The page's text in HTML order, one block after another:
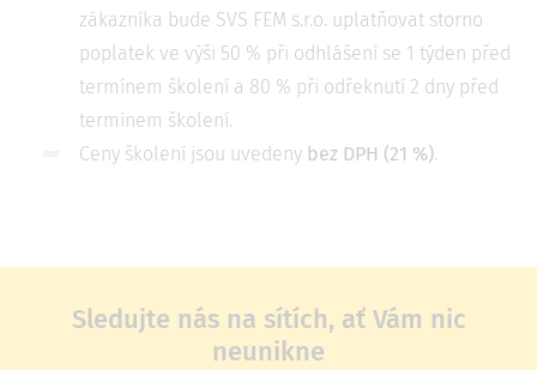
zákazníka bude SVS FEM s.r.o. uplatňovat storno
poplatek ve výši 50 % při odhlášení se 1 týden před
termínem školení a 80 % při odřeknutí 2 dny před
termínem školení.
Ceny školení jsou uvedeny bez DPH (21 %).
Sledujte nás na sítích, ať Vám nic
neunikne